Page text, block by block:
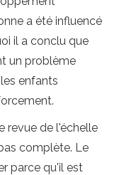
a été influencé
il a conclu que
un problème
enfants
revue de l'échelle
complète. Le
parce qu'il est